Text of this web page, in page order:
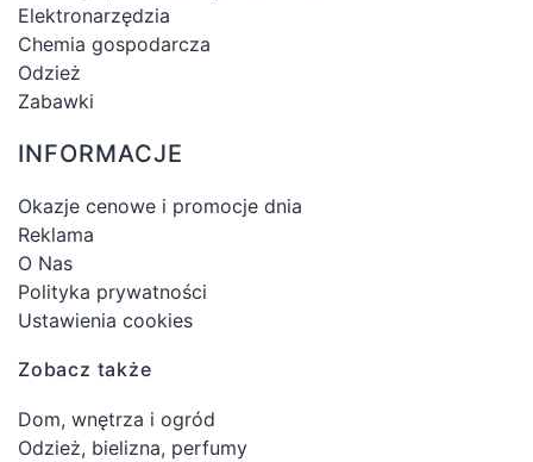
Elektronarzędzia
Chemia gospodarcza
Odzież
Zabawki
INFORMACJE
Okazje cenowe i promocje dnia
Reklama
O Nas
Polityka prywatności
Ustawienia cookies
Zobacz także
Dom, wnętrza i ogród
Odzież, bielizna, perfumy